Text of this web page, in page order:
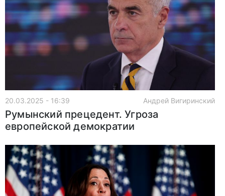
20.03.2025 - 16:39 Андрей Вигиринский
Румынский прецедент. Угроза
европейской демократии